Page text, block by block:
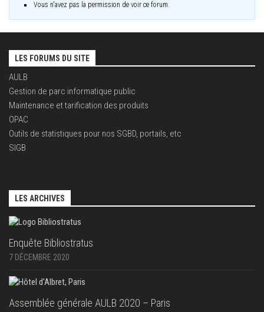
Vous n'avez pas la permission de voir ce forum.
LES FORUMS DU SITE
AULB
Gestion de parc informatique public
Maintenance et tarification des produits
OPAC
Outils de statistiques pour nos SGBD, portails, etc
SIGB
LES ARCHIVES
Enquête Bibliostratus
7 DÉCEMBRE 2020
Assemblée générale AULB 2020 – Paris